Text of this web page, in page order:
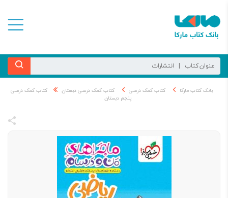
بانک کتاب مارکا کتاب کمک درسی کتاب کمک درسی دبستان
کتاب کمک درسی
پنجم دبستان